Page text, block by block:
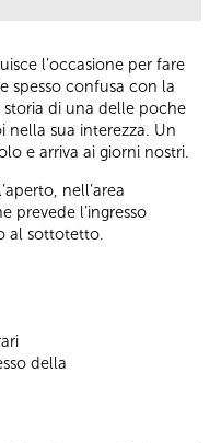
l’occasione per fare
spesso confusa con la
di una delle poche
nella sua interezza. Un
e arriva ai giorni nostri.
nell’area
prevede l’ingresso
al sottotetto.
della